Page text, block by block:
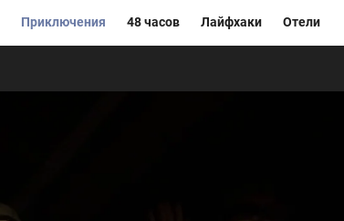
Приключения 48 часов Лайфхаки Отели